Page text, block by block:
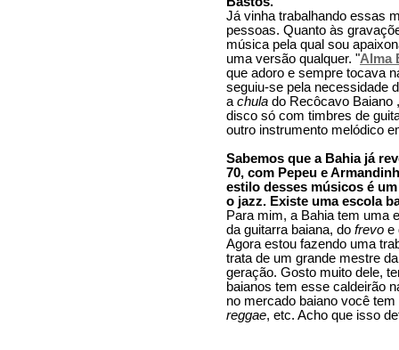
Já vinha trabalhando essas
pessoas. Quanto às
música pela qual sou
uma versão qualquer. "Alma
que adoro e sempre tocava
seguiu-se pela necessidade
a chula do Recôcavo Baiano
disco só com timbres de
outro instrumento melódico
Sabemos que a Bahia já
70, com Pepeu e
estilo desses músicos é
o jazz. Existe uma escola
Para mim, a Bahia tem uma
da guitarra baiana, do frevo e
Agora estou fazendo uma
trata de um grande mestre
geração. Gosto muito dele,
baianos tem esse caldeirão
no mercado baiano você
reggae, etc. Acho que isso